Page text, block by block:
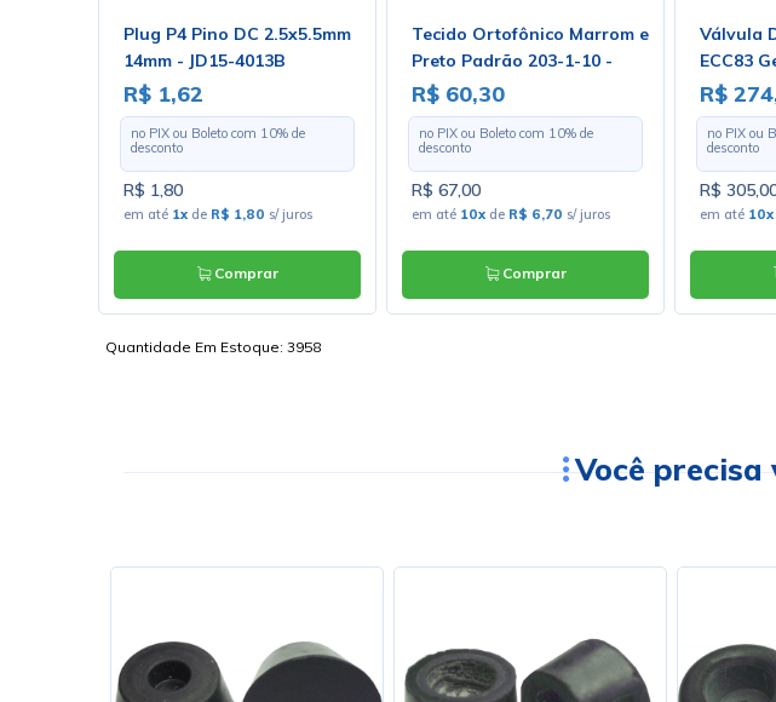
Plug P4 Pino DC 2.5x5.5mm
14mm - JD15-4013B
R$ 1,62
no PIX ou Boleto com 10% de
desconto
R$ 1,80
em até 1xde R$ 1,80 s/ juros
Comprar
Tecido Ortofônico Marrom e
Preto Padrão 203-1-10 -
Largura 1,30m - Preço por
Metro
R$ 60,30
no PIX ou Boleto com 10% de
desconto
R$ 67,00
em até 10xde R$ 6,70 s/ juros
Comprar
Válvula
ECC83
R$
no PIX ou
desconto
R$
em até 10x
Quantidade Em Estoque: 3958
Você